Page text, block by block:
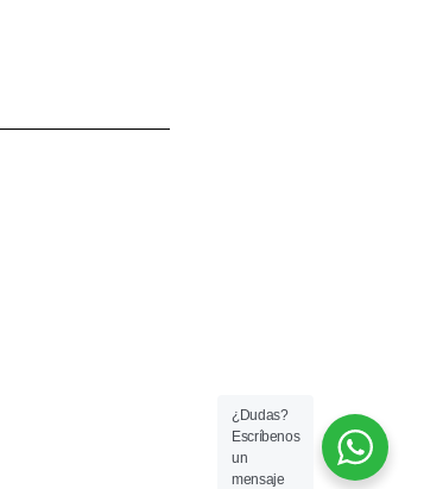
¿Dudas?
Escríbenos
un
mensaje